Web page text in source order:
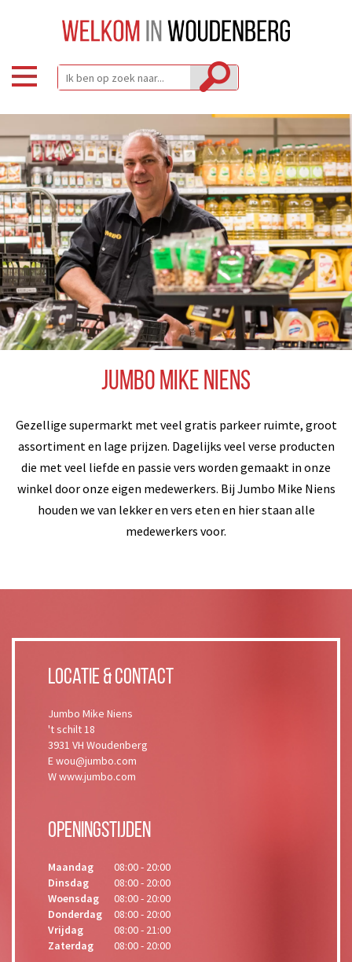
Jumbo Mike Niens
Gezellige supermarkt met veel gratis parkeer ruimte, groot
assortiment en lage prijzen. Dagelijks veel verse producten
die met veel liefde en passie vers worden gemaakt in onze
winkel door onze eigen medewerkers. Bij Jumbo Mike Niens
houden we van lekker en vers eten en hier staan alle
medewerkers voor.
Locatie & Contact
Jumbo Mike Niens
't schilt 18
3931 VH Woudenberg
E wou@jumbo.com
W www.jumbo.com
Openingstijden
Maandag
08:00 - 20:00
Dinsdag
08:00 - 20:00
Woensdag
08:00 - 20:00
Donderdag
08:00 - 20:00
Vrijdag
08:00 - 21:00
Zaterdag
08:00 - 20:00